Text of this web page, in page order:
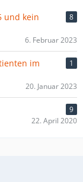
und kein
8
6. Februar 2023
im
1
20. Januar 2023
9
22. April 2020